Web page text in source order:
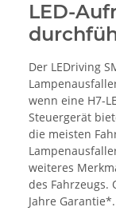
LED-
Der LEDriving
wenn eine H7-
Steuergerät
die meisten
weiteres
des Fahrzeugs.
Jahre Garantie*.